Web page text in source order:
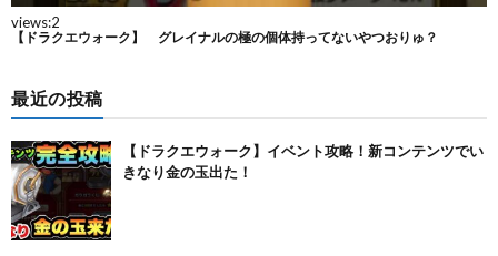
最近の投稿
【ドラクエウォーク】イベント攻略！新コンテンツでい
きなり金の玉出た！